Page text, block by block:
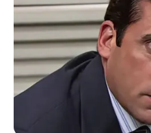
Verwaltungsstrukturen der
übernommen. Dabei und
religiösen Entwicklungen
Stände, Klassen und
heutige Zeit hinein
Ein typisches Beispiel
Ritterwesen. Hierbei